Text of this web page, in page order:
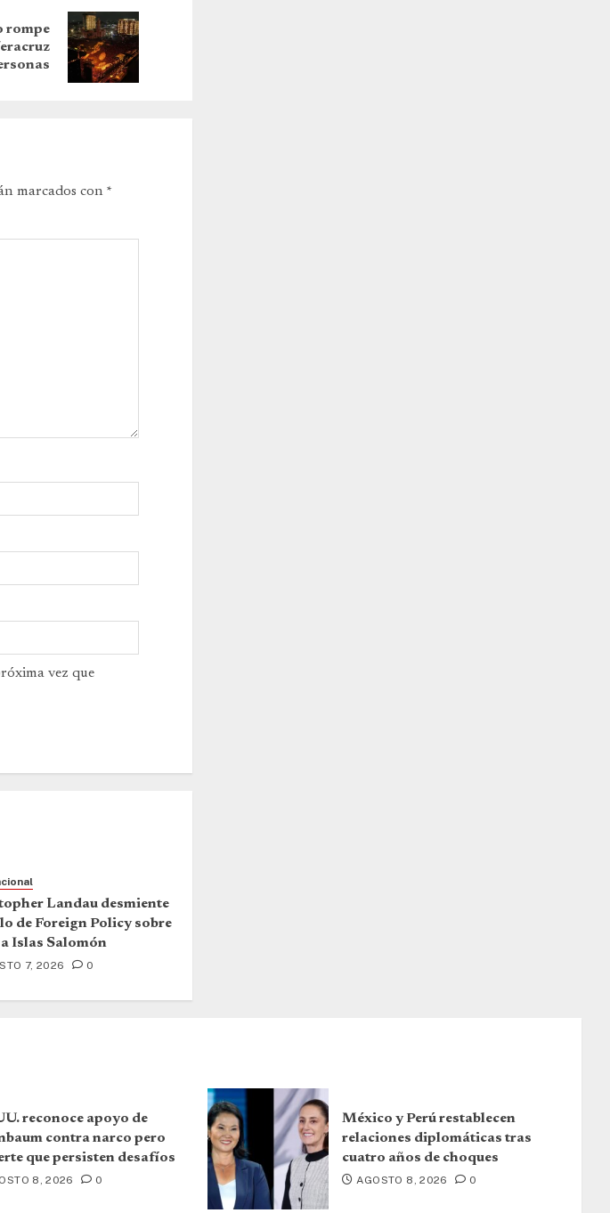
rompe
marcados con *
vez que
Landau desmiente
de Foreign Policy sobre
Islas Salomón
7, 2026 0
reconoce apoyo de
contra narco pero
que persisten desafíos
8, 2026 0
México y Perú restablecen
relaciones diplomáticas tras
cuatro años de choques
AGOSTO 8, 2026 0